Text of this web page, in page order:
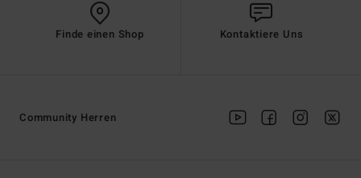
Finde einen Shop Kontaktiere Uns
Community Herren